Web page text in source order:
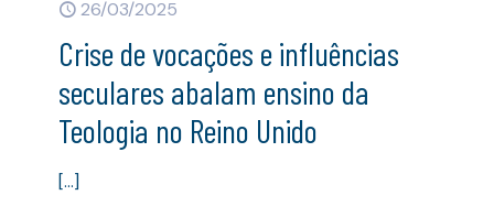
26/03/2025
Crise de vocações e influências
seculares abalam ensino da
Teologia no Reino Unido
[…]